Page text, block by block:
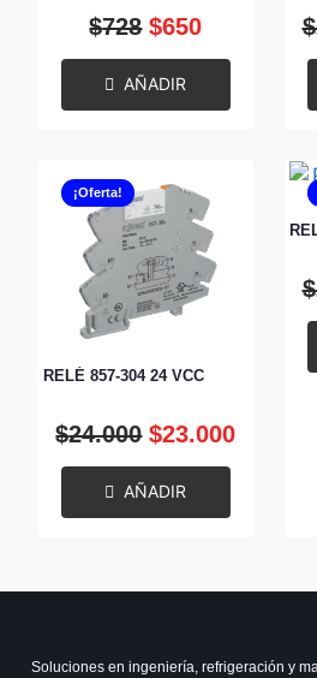
$728 $650
AÑADIR
$
RELÉ 857-304 24 VCC
¡Oferta!
$24.000 $23.000
AÑADIR
$
Soluciones en ingeniería, refrigeración y